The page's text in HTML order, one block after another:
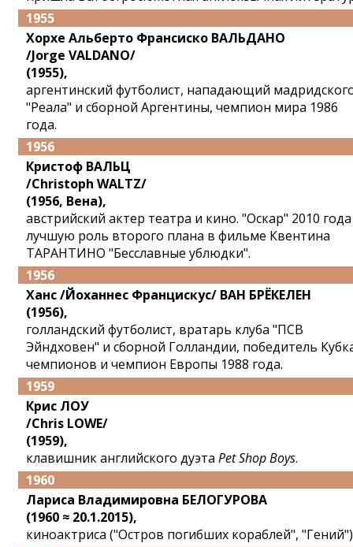
1955
Хорхе Альберто Франсиско ВАЛЬДАНО
/Jorge VALDANO/
(1955),
аргентинский футболист, нападающий
"Реала" и сборной Аргентины, чемпион мира 1986
года.
1956
Кристоф ВАЛЬЦ
/Сhristoph WALTZ/
(1956, Вена),
австрийский актер театра и кино. "Оскар" 2010
лучшую роль второго плана в фильме Квентина
ТАРАНТИНО "Бесславные ублюдки".
1956
Ханс /Йоханнес Францискус/ ВАН БРЁКЕЛЕН
(1956),
голландский футболист, вратарь клуба "ПСВ
Эйндховен" и сборной Голландии, победитель
чемпионов и чемпион Европы 1988 года.
1959
Крис ЛОУ
/Chris LOWE/
(1959),
клавишник английского дуэта Pet Shop Boys.
1960
Лариса Владимировна БЕЛОГУРОВА
(1960 ≈ 20.1.2015),
киноактриса ("Остров погибших кораблей",